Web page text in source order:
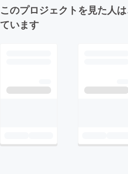
このプロジェクトを見た人
ています